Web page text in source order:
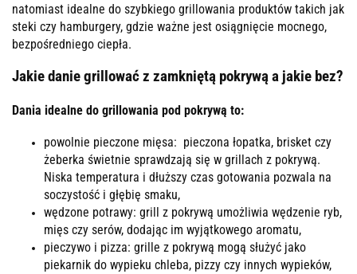
natomiast idealne do szybkiego grillowania produktów takich jak
steki czy hamburgery, gdzie ważne jest osiągnięcie mocnego,
bezpośredniego ciepła.
Jakie danie grillować z zamkniętą pokrywą a jakie bez?
Dania idealne do grillowania pod pokrywą to:
powolnie pieczone mięsa: pieczona łopatka, brisket czy
żeberka świetnie sprawdzają się w grillach z pokrywą.
Niska temperatura i dłuższy czas gotowania pozwala na
soczystość i głębię smaku,
wędzone potrawy: grill z pokrywą umożliwia wędzenie ryb,
mięs czy serów, dodając im wyjątkowego aromatu,
pieczywo i pizza: grille z pokrywą mogą służyć jako
piekarnik do wypieku chleba, pizzy czy innych wypieków,